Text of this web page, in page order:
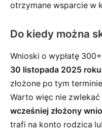
otrzymane wsparcie w
Do kiedy można
Wnioski o wypłatę
30 listopada 2025 roku
złożone po tym
Warto więc nie
wcześniej złożony
trafi na konto rodzica